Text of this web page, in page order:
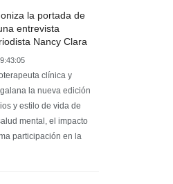
la portada de
entrevista
Nancy Clara
clínica y
la nueva edición
y estilo de vida de
mental, el impacto
participación en la